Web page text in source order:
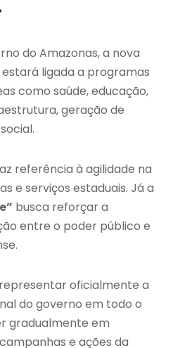
do Amazonas, a nova
ligada a programas
como saúde, educação,
geração de
referência à agilidade na
e serviços estaduais. Já a
busca reforçar a
entre o poder público e
oficialmente a
do governo em todo o
gradualmente em
e ações da